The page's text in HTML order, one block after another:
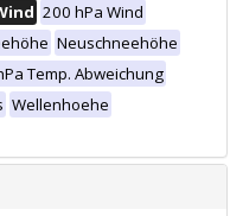
200 hPa Wind
Neuschneehöhe
Temp. Abweichung
Wellenhoehe